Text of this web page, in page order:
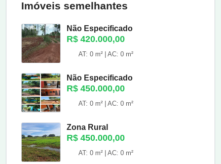
Imóveis semelhantes
Não Especificado
R$ 420.000,00
AT: 0 m² | AC: 0 m²
Não Especificado
R$ 450.000,00
AT: 0 m² | AC: 0 m²
Zona Rural
R$ 450.000,00
AT: 0 m² | AC: 0 m²